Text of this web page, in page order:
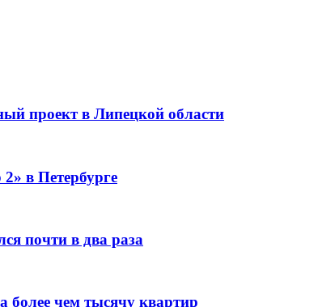
проект в Липецкой области
в Петербурге
почти в два раза
более чем тысячу квартир